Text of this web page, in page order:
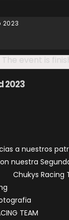
2023
The event is
2023
a nuestros
nuestra
Chukys Racing
TEAM